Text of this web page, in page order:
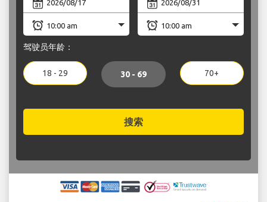
驾驶员年龄：
18 - 29 30 - 69 70+
搜索